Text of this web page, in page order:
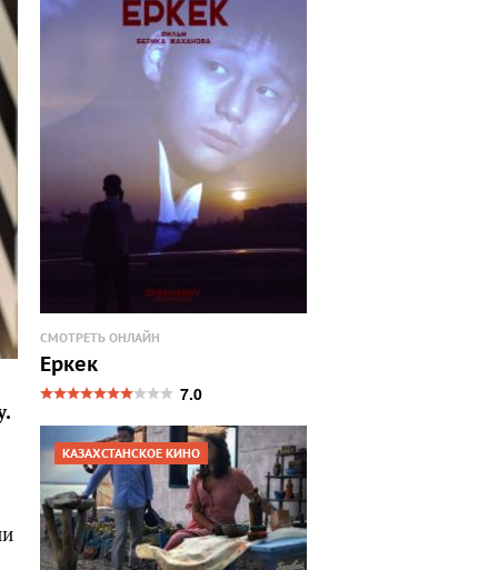
СМОТРЕТЬ ОНЛАЙН
Еркек
7.0
КАЗАХСТАНСКОЕ КИНО